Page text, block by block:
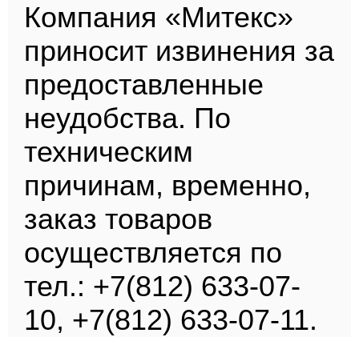
Компания «Митекс»
приносит извинения за
предоставленные
неудобства. По
техническим
причинам, временно,
заказ товаров
осуществляется по
тел.: +7(812) 633-07-
10, +7(812) 633-07-11.